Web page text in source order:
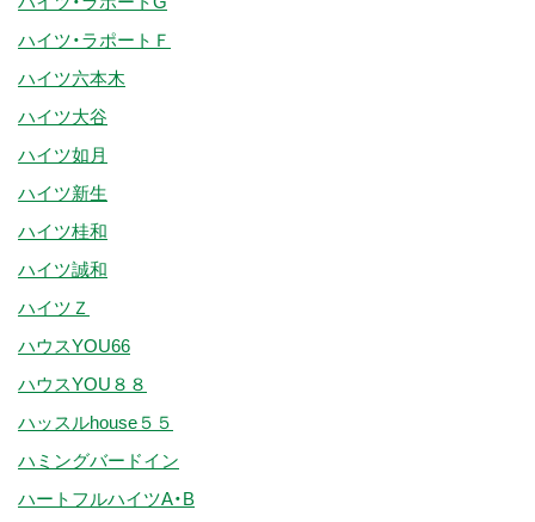
ハイツ・ラポートＦ
ハイツ六本木
ハイツ大谷
ハイツ如月
ハイツ新生
ハイツ桂和
ハイツ誠和
ハイツＺ
ハウスYOU66
ハウスYOU８８
ハッスルhouse５５
ハミングバードイン
ハートフルハイツA・B